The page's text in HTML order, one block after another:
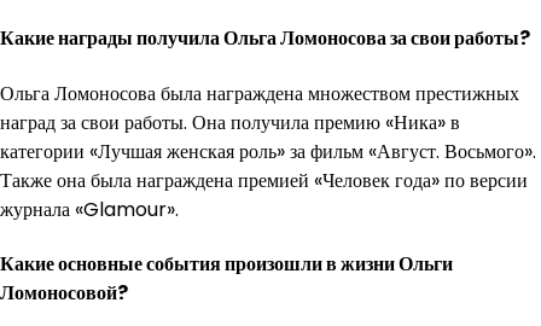
Какие награды получила Ольга Ломоносова за свои работы?
Ольга Ломоносова была награждена множеством престижных
наград за свои работы. Она получила премию «Ника» в
категории «Лучшая женская роль» за фильм «Август. Восьмого».
Также она была награждена премией «Человек года» по версии
журнала «Glamour».
Какие основные события произошли в жизни Ольги
Ломоносовой?